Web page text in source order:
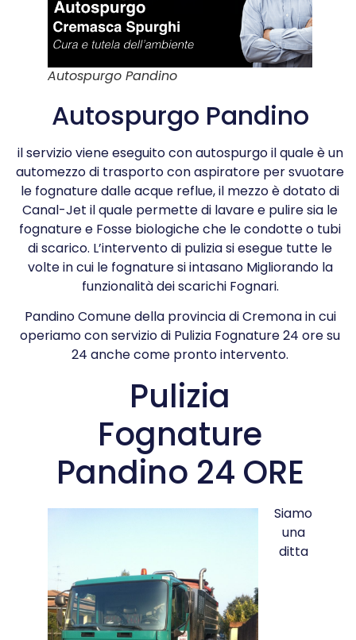
Autospurgo Pandino
Autospurgo Pandino
il servizio viene eseguito con autospurgo il quale è un
automezzo di trasporto con aspiratore per svuotare
le fognature dalle acque reflue, il mezzo è dotato di
Canal-Jet il quale permette di lavare e pulire sia le
fognature e Fosse biologiche che le condotte o tubi
di scarico. L’intervento di pulizia si esegue tutte le
volte in cui le fognature si intasano Migliorando la
funzionalità dei scarichi Fognari.
Pandino Comune della provincia di Cremona in cui
operiamo con servizio di Pulizia Fognature 24 ore su
24 anche come pronto intervento.
Pulizia
Fognature
Pandino 24 ORE
Siamo
una
ditta